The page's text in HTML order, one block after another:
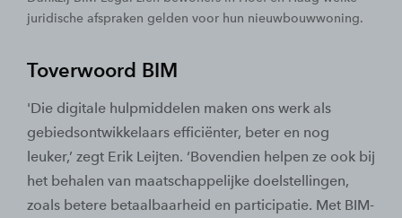
juridische afspraken gelden voor hun nieuwbouwwoning.
Toverwoord BIM
'Die digitale hulpmiddelen maken ons werk als
gebiedsontwikkelaars efficiënter, beter en nog
leuker,’ zegt Erik Leijten. ‘Bovendien helpen ze ook bij
het behalen van maatschappelijke doelstellingen,
zoals betere betaalbaarheid en participatie. Met BIM-